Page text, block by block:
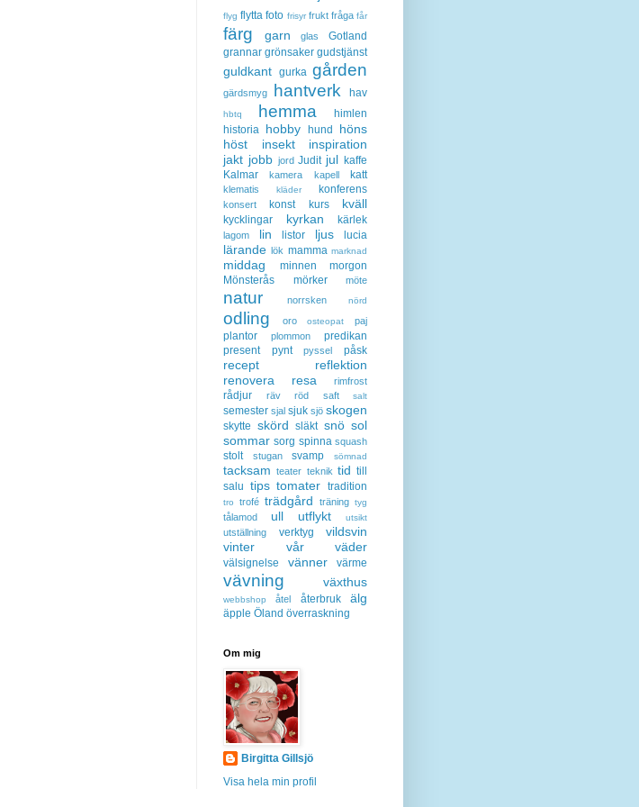
flyg flytta foto frisyr frukt fråga får
färg garn glas
Gotland
grannar grönsaker gudstjänst
guldkant gurka gården
gärdsmyg hantverk hav
hbtq hemma
himlen
historia hobby hund
höns
höst
insekt
inspiration
jakt jobb jord Judit jul kaffe
Kalmar
kamera kapell katt
klematis kläder konferens
konsert konst kurs kväll
kycklingar kyrkan kärlek
lagom lin listor ljus lucia
lärande lök mamma marknad
middag minnen
morgon
Mönsterås
mörker möte
natur norrsken nörd
odling oro osteopat paj
plantor plommon
predikan
present
pynt pyssel påsk
recept
reflektion
renovera
resa rimfrost
rådjur räv röd saft salt
semester sjal sjuk sjö skogen
skytte skörd släkt snö sol
sommar sorg spinna squash
stolt stugan svamp sömnad
tacksam teater teknik tid till
salu tips tomater tradition
tro trofé trädgård träning tyg
tålamod ull utflykt utsikt
utställning verktyg
vildsvin
vinter
vår väder
välsignelse vänner värme
vävning växthus
webbshop åtel återbruk älg
äpple Öland överraskning
Om mig
Birgitta Gillsjö
Visa hela min profil